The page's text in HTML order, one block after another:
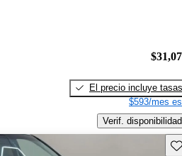
El precio incluye tasas
$593/mes
Verif. disponibilidad